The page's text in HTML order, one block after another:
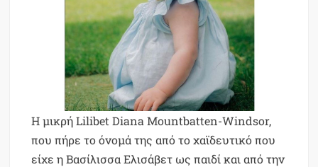
Η μικρή Lilibet Diana Mountbatten-Windsor,
που πήρε το όνομά της από το χαϊδευτικό που
είχε η Βασίλισσα Ελισάβετ ως παιδί και από την